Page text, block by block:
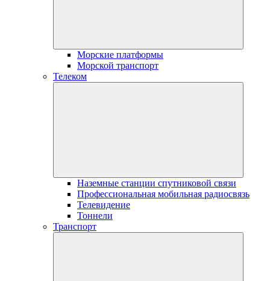
Морские платформы
Морской транспорт
Телеком
Наземные станции спутниковой связи
Профессиональная мобильная радиосвязь
Телевидение
Тоннели
Транспорт